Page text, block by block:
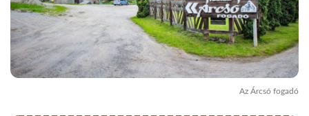
Az Árcsó fogadó